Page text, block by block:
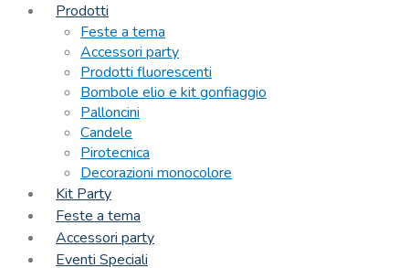
Prodotti
Feste a tema
Accessori party
Prodotti fluorescenti
Bombole elio e kit gonfiaggio
Palloncini
Candele
Pirotecnica
Decorazioni monocolore
Kit Party
Feste a tema
Accessori party
Eventi Speciali